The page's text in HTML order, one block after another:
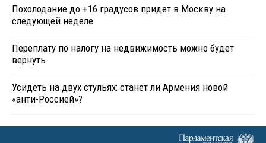
Похолодание до +16 градусов придет в Москву на
следующей неделе
Переплату по налогу на недвижимость можно будет
вернуть
Усидеть на двух стульях: станет ли Армения новой
«анти-Россией»?